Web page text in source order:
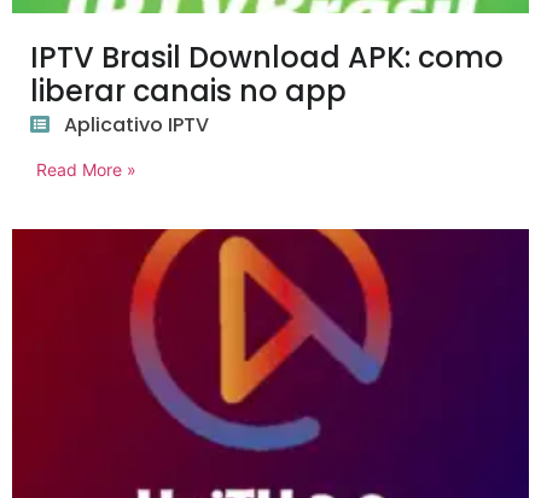
IPTV Brasil Download APK: como
liberar canais no app
Aplicativo IPTV
Read More »